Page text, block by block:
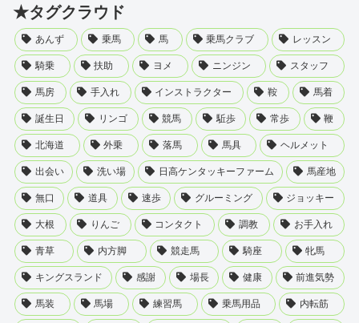
★タグクラウド
あんず 乗馬 馬 乗馬クラブ レッスン
騎乗 扶助 ヨメ ニンジン スタッフ
馬房 手入れ インストラクター 鞍 馬着
誕生日 リンゴ 競馬 駈歩 常歩 鞭
北海道 外乗 落馬 馬具 ヘルメット
出会い 洗い場 日高ケンタッキーファーム 馬産地
無口 道具 速歩 グルーミング ジョッキー
大根 りんご コンタクト 調教 お手入れ
青草 内方脚 競走馬 騎座 牝馬
キングスランド 感謝 場長 健康 前進気勢
馬装 馬場 練習馬 乗馬用品 内転筋